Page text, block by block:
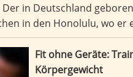
in Deutschland
in den Honolulu, wo er
Fit ohne Geräte:
Körpergewicht